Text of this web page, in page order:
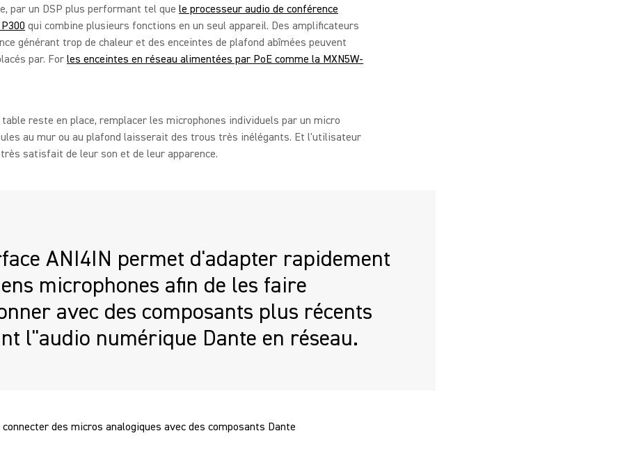
par un DSP plus performant tel que le processeur audio de conférence
qui combine plusieurs fonctions en un seul appareil. Des amplificateurs
générant trop de chaleur et des enceintes de plafond abîmées peuvent
par. For les enceintes en réseau alimentées par PoE comme la MXN5W-
reste en place, remplacer les microphones individuels par un micro
au mur ou au plafond laisserait des trous très inélégants. Et l'utilisateur
satisfait de leur son et de leur apparence.
ANI4IN permet d'adapter rapidement
microphones afin de les faire
avec des composants plus récents
l''audio numérique Dante en réseau.
des micros analogiques avec des composants Dante